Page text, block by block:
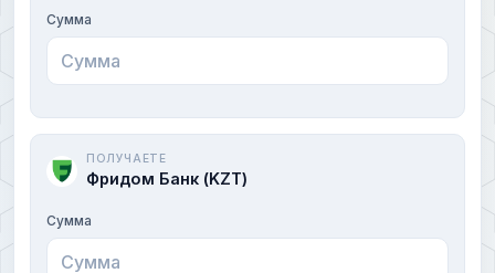
Сумма
ПОЛУЧАЕТЕ
Фридом Банк (KZT)
Сумма